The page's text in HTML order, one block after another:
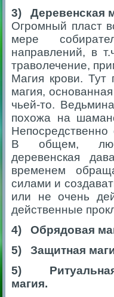
3) Деревенская
Огромный пласт
мере
направлений, в
траволечение,
Магия крови. Тут
магия,
чьей-то.
похожа на
Непосредственно
В общем,
деревенская
временем
силами и
или не очень
действенные
4) Обрядовая
5) Защитная
5) Ритуальная
магия.